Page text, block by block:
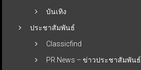
บันเทิง
ประชาสัมพันธ์
Classicfind
PR News – ข่าวประชาสัมพันธ์